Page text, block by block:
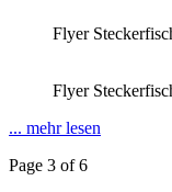
Flyer
Flyer
... mehr lesen
Page 3 of 6